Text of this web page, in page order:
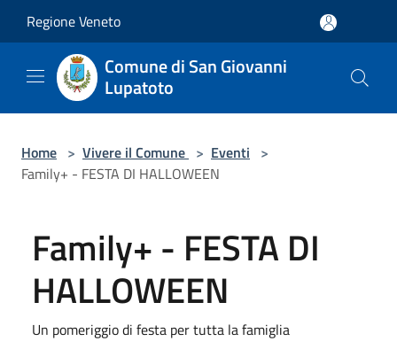
Regione Veneto
Comune di San Giovanni
Lupatoto
Home > Vivere il Comune > Eventi >
Family+ - FESTA DI HALLOWEEN
Family+ - FESTA DI
HALLOWEEN
Un pomeriggio di festa per tutta la famiglia